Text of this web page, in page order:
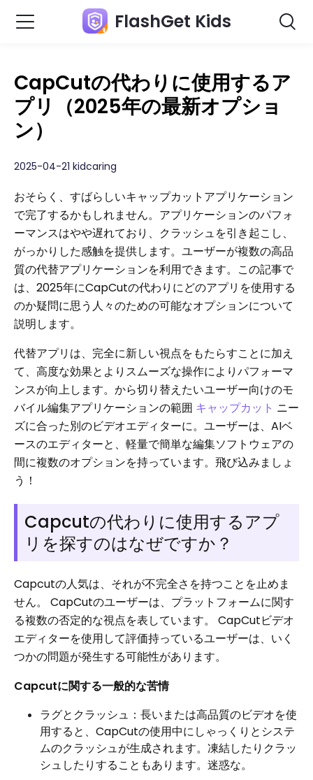
FlashGet Kids
CapCutの代わりに使用するア
プリ（2025年の最新オプショ
ン）
2025-04-21 kidcaring
おそらく、すばらしいキャップカットアプリケーション
で完了するかもしれません。アプリケーションのパフォ
ーマンスはやや遅れており、クラッシュを引き起こし、
がっかりした感触を提供します。ユーザーが複数の高品
質の代替アプリケーションを利用できます。この記事で
は、2025年にCapCutの代わりにどのアプリを使用する
のか疑問に思う人々のための可能なオプションについて
説明します。
代替アプリは、完全に新しい視点をもたらすことに加え
て、高度な効果とよりスムーズな操作によりパフォーマ
ンスが向上します。から切り替えたいユーザー向けのモ
バイル編集アプリケーションの範囲 キャップカット ニー
ズに合った別のビデオエディターに。ユーザーは、AIベ
ースのエディターと、軽量で簡単な編集ソフトウェアの
間に複数のオプションを持っています。飛び込みましょ
う！
Capcutの代わりに使用するアプ
リを探すのはなぜですか？
Capcutの人気は、それが不完全さを持つことを止めま
せん。 CapCutのユーザーは、プラットフォームに関す
る複数の否定的な視点を表しています。 CapCutビデオ
エディターを使用して評価持っているユーザーは、いく
つかの問題が発生する可能性があります。
Capcutに関する一般的な苦情
ラグとクラッシュ：長いまたは高品質のビデオを使
用すると、CapCutの使用中にしゃっくりとシステ
ムのクラッシュが生成されます。凍結したりクラッ
シュしたりすることもあります。迷惑な。